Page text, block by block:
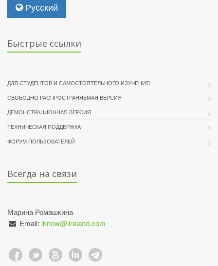
Русский
Быстрые ссылки
ДЛЯ СТУДЕНТОВ И САМОСТОЯТЕЛЬНОГО ИЗУЧЕНИЯ
СВОБОДНО РАСПРОСТРАНЯЕМАЯ ВЕРСИЯ
ДЕМОНСТРАЦИОННАЯ ВЕРСИЯ
ТЕХНИЧЕСКАЯ ПОДДЕРЖКА
ФОРУМ ПОЛЬЗОВАТЕЛЕЙ
Всегда на связи
Марина Ромашкина
Email: iknow@liraland.com